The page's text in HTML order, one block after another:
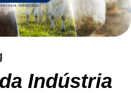
Indústria